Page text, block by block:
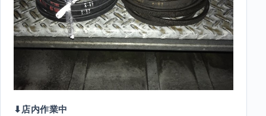
⬇︎店内作業中